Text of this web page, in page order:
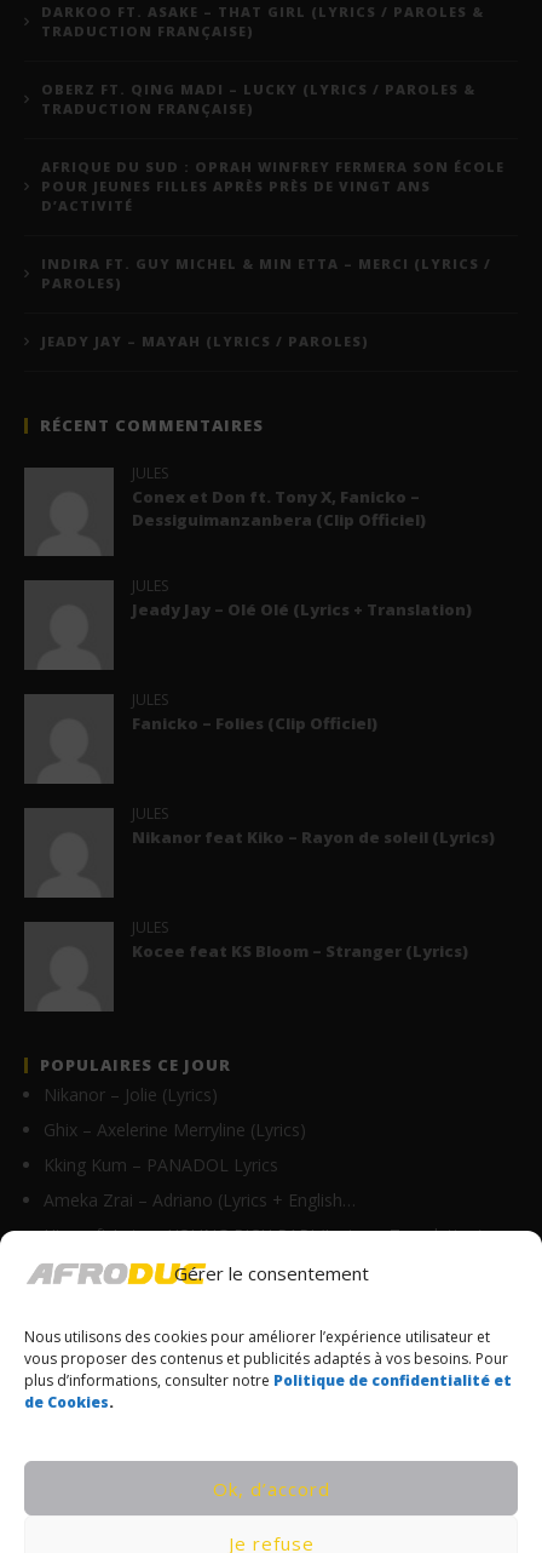
Gérer le consentement
Nous utilisons des cookies pour améliorer l’expérience utilisateur et
vous proposer des contenus et publicités adaptés à vos besoins. Pour
plus d’informations, consulter notre Politique de confidentialité et
de Cookies.
Ok, d’accord
Je refuse
DARKOO FT. ASAKE – THAT GIRL (LYRICS / PAROLES &
TRADUCTION FRANÇAISE)
OBERZ FT. QING MADI – LUCKY (LYRICS / PAROLES &
TRADUCTION FRANÇAISE)
AFRIQUE DU SUD : OPRAH WINFREY FERMERA SON ÉCOLE
POUR JEUNES FILLES APRÈS PRÈS DE VINGT ANS
D’ACTIVITÉ
INDIRA FT. GUY MICHEL & MIN ETTA – MERCI (LYRICS /
PAROLES)
JEADY JAY – MAYAH (LYRICS / PAROLES)
RÉCENT COMMENTAIRES
JULES
Conex et Don ft. Tony X, Fanicko –
Dessiguimanzanbera (Clip Officiel)
JULES
Jeady Jay – Olé Olé (Lyrics + Translation)
JULES
Fanicko – Folies (Clip Officiel)
JULES
Nikanor feat Kiko – Rayon de soleil (Lyrics)
JULES
Kocee feat KS Bloom – Stranger (Lyrics)
POPULAIRES CE JOUR
Nikanor – Jolie (Lyrics)
Ghix – Axelerine Merryline (Lyrics)
Kking Kum – PANADOL Lyrics
Ameka Zrai – Adriano (Lyrics + English…
Himra ft Leto – YOUNG RICH PAPI (Lyrics + Translation)
Biographie de Didi B : âge, origine, carrière, Kiff…
Anitta ft. Alexandre Carlo – Abre Caminho (Lyrics…
Ste Milano – Bouchkaraille (Lyrics)
ElPrimo – Na Lingui Yo (Lyrics)
© Copyrights Afroduc | Tous droits réservés